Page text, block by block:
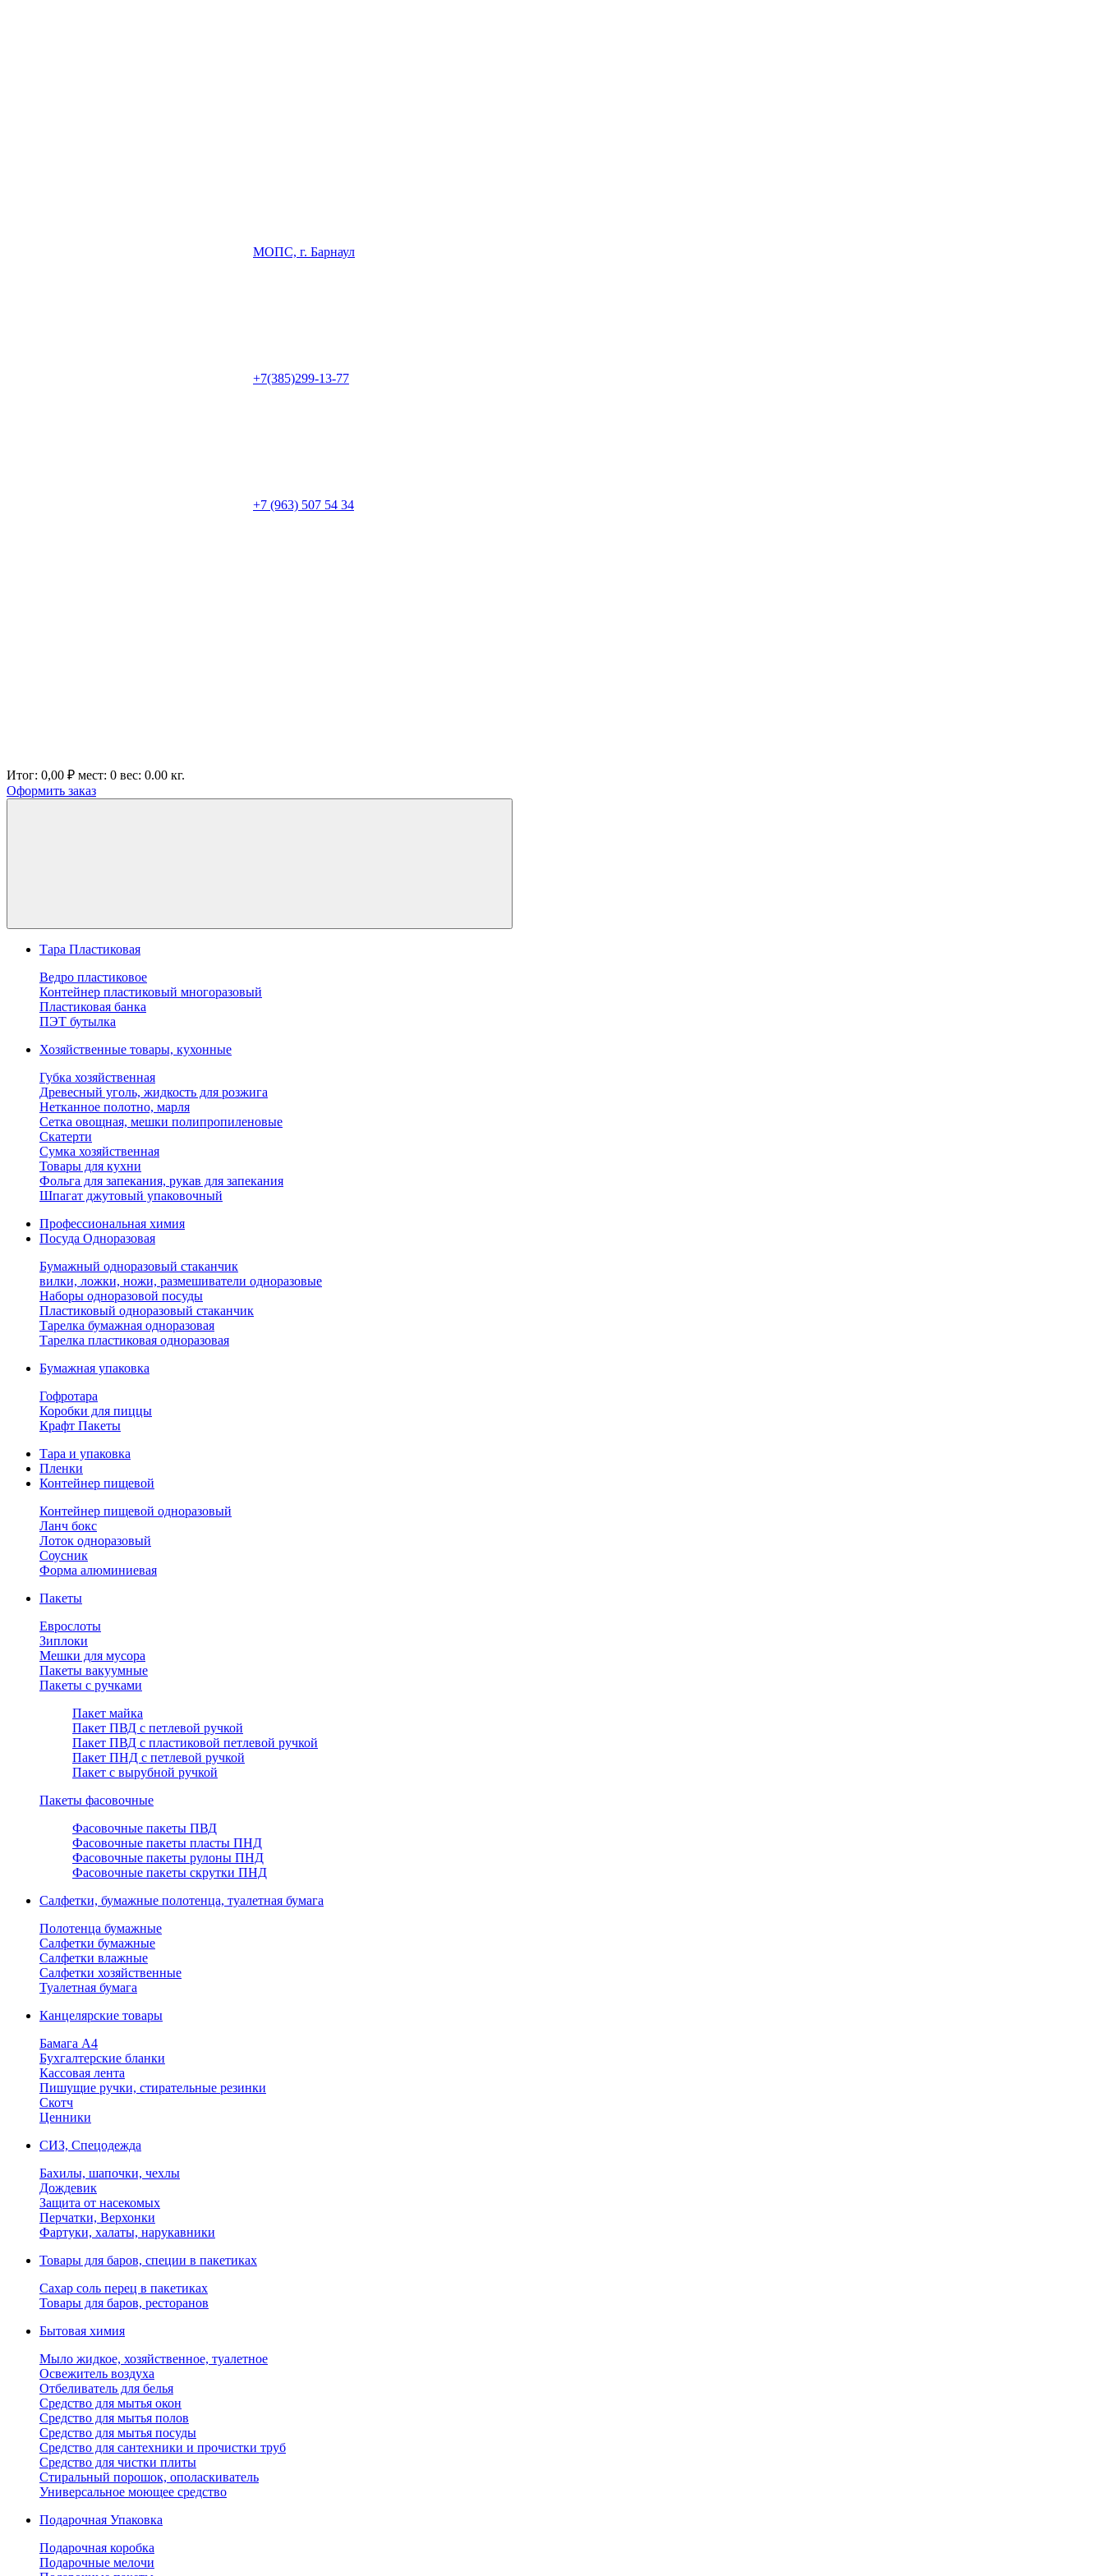
МОПС, г. Барнаул
+7(385)299-13-77
+7 (963) 507 54 34
Итог: 0,00 ₽ мест: 0 вес: 0.00 кг.
Оформить заказ
Тара Пластиковая
Ведро пластиковое
Контейнер пластиковый многоразовый
Пластиковая банка
ПЭТ бутылка
Хозяйственные товары, кухонные
Губка хозяйственная
Древесный уголь, жидкость для розжига
Нетканное полотно, марля
Сетка овощная, мешки полипропиленовые
Скатерти
Сумка хозяйственная
Товары для кухни
Фольга для запекания, рукав для запекания
Шпагат джутовый упаковочный
Профессиональная химия
Посуда Одноразовая
Бумажный одноразовый стаканчик
вилки, ложки, ножи, размешиватели одноразовые
Наборы одноразовой посуды
Пластиковый одноразовый стаканчик
Тарелка бумажная одноразовая
Тарелка пластиковая одноразовая
Бумажная упаковка
Гофротара
Коробки для пиццы
Крафт Пакеты
Тара и упаковка
Пленки
Контейнер пищевой
Контейнер пищевой одноразовый
Ланч бокс
Лоток одноразовый
Соусник
Форма алюминиевая
Пакеты
Еврослоты
Зиплоки
Мешки для мусора
Пакеты вакуумные
Пакеты с ручками
Пакет майка
Пакет ПВД с петлевой ручкой
Пакет ПВД с пластиковой петлевой ручкой
Пакет ПНД с петлевой ручкой
Пакет с вырубной ручкой
Пакеты фасовочные
Фасовочные пакеты ПВД
Фасовочные пакеты пласты ПНД
Фасовочные пакеты рулоны ПНД
Фасовочные пакеты скрутки ПНД
Салфетки, бумажные полотенца, туалетная бумага
Полотенца бумажные
Салфетки бумажные
Салфетки влажные
Салфетки хозяйственные
Туалетная бумага
Канцелярские товары
Бамага А4
Бухгалтерские бланки
Кассовая лента
Пишущие ручки, стирательные резинки
Скотч
Ценники
СИЗ, Спецодежда
Бахилы, шапочки, чехлы
Дождевик
Защита от насекомых
Перчатки, Верхонки
Фартуки, халаты, нарукавники
Товары для баров, специи в пакетиках
Сахар соль перец в пакетиках
Товары для баров, ресторанов
Бытовая химия
Мыло жидкое, хозяйственное, туалетное
Освежитель воздуха
Отбеливатель для белья
Средство для мытья окон
Средство для мытья полов
Средство для мытья посуды
Средство для сантехники и прочистки труб
Средство для чистки плиты
Стиральный порошок, ополаскиватель
Универсальное моющее средство
Подарочная Упаковка
Подарочная коробка
Подарочные мелочи